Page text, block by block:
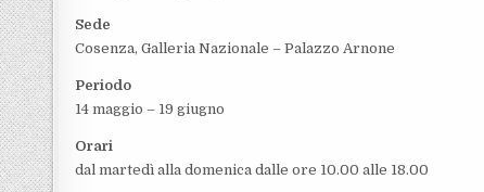
Sede
Cosenza, Galleria Nazionale – Palazzo Arnone
Periodo
14 maggio – 19 giugno
Orari
dal martedì alla domenica dalle ore 10.00 alle 18.00